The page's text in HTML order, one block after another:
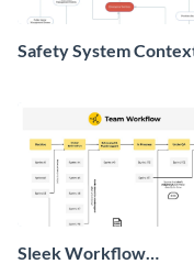
Safety System
Sleek Workflow